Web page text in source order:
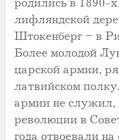
родились в 1890-
лифляндской
Штокенберг – в
Более молодой
царской армии,
латвийском
армии не служил,
революции в
года отвоевали